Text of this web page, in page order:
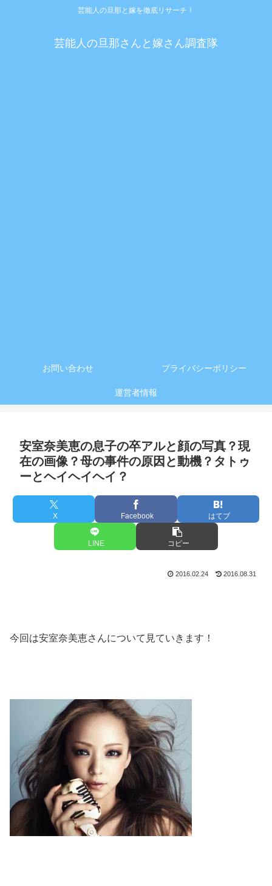
芸能人の旦那と嫁を徹底リサーチ！
芸能人の旦那さんと嫁さん調査隊
お問い合わせ プライバシーポリシー
運営者情報
安室奈美恵の息子の卒アルと顔の写真？現
在の画像？母の事件の原因と動機？タトゥ
ーとヘイヘイヘイ？
X Facebook はてブ
LINE コピー
2016.02.24 2016.08.31
今回は安室奈美恵さんについて見ていきます！